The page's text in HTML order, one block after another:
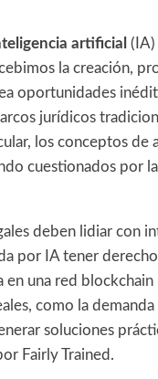
artificial (IA)
la creación,
oportunidades
jurídicos
los conceptos
cuestionados por
deben lidiar con
por IA tener
una red blockchain
como la demanda
soluciones
Fairly Trained.